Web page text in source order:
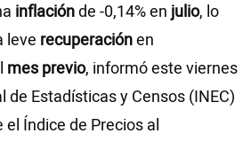
inflaciónde -0,14% en julio, lo
leve recuperaciónen
mes previo, informó este viernes
Estadísticas y Censos (INEC)
Índice de Precios al